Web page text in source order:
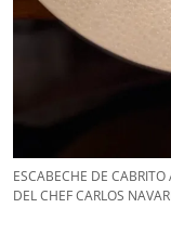
ESCABECHE DE
DEL CHEF CARLOS